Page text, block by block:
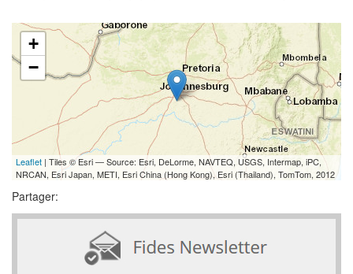
+
−
Leaflet | Tiles © Esri — Source: Esri, DeLorme, NAVTEQ, USGS, Intermap, iPC,
NRCAN, Esri Japan, METI, Esri China (Hong Kong), Esri (Thailand), TomTom, 2012
Partager: